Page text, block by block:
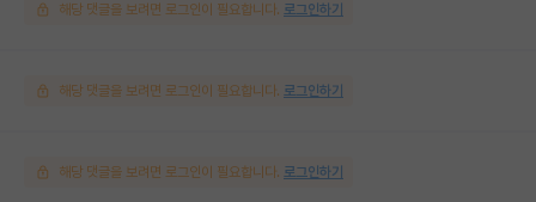
해당 댓글을 보려면 로그인이 필요합니다. 로그인하기
해당 댓글을 보려면 로그인이 필요합니다. 로그인하기
해당 댓글을 보려면 로그인이 필요합니다. 로그인하기